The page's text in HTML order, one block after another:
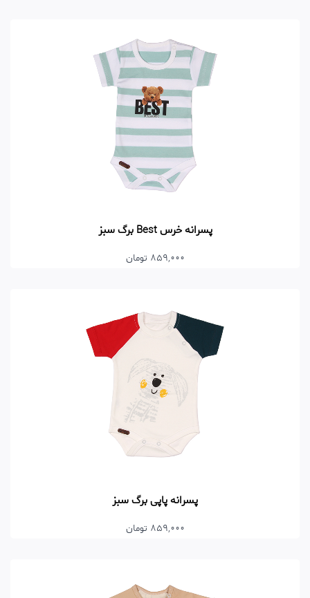
پسرانه خرس Best برگ سبز
859,000 تومان
پسرانه پاپی برگ سبز
859,000 تومان